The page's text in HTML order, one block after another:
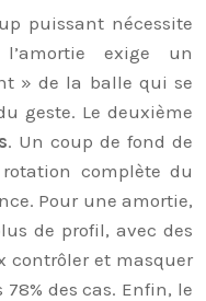
puissant nécessite
exige un
» de la balle qui se
geste. Le deuxième
. Un coup de fond de
complète du
Pour une amortie,
de profil, avec des
contrôler et masquer
des cas. Enfin, le